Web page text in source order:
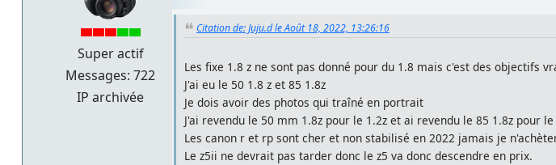
Super actif
Messages: 722
IP archivée
Citation de: Juju.d le Août 18, 2022, 13:26:16
Les fixe 1.8 z ne sont pas donné pour du 1.8 mais c'est des
J'ai eu le 50 1.8 z et 85 1.8z
Je dois avoir des photos qui traîné en portrait
J'ai revendu le 50 mm 1.8z pour le 1.2z et ai revendu le 85 1.8z pour
Les canon r et rp sont cher et non stabilisé en 2022 jamais je
Le z5ii ne devrait pas tarder donc le z5 va donc descendre en prix.